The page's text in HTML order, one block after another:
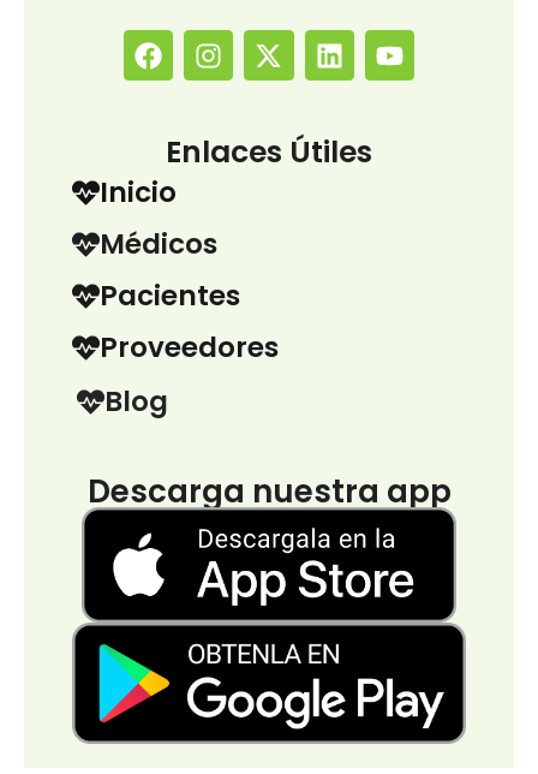
Enlaces Útiles
Inicio
Médicos
Pacientes
Proveedores
Blog
Descarga nuestra app